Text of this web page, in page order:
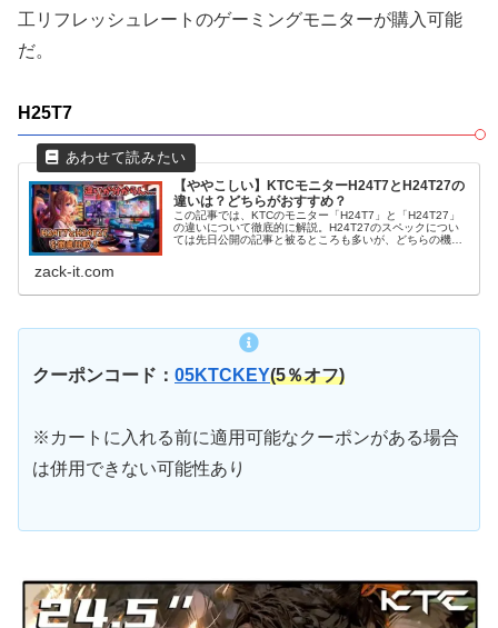
工リフレッシュレートのゲーミングモニターが購入可能
だ。
H25T7
【ややこしい】KTCモニターH24T7とH24T27の
違いは？どちらがおすすめ？
この記事では、KTCのモニター「H24T7」と「H24T27」
の違いについて徹底的に解説。H24T27のスペックについ
ては先日公開の記事と被るところも多いが、どちらの機種
zack-it.com
クーポンコード： 05KTCKEY(5％オフ)
※カートに入れる前に適用可能なクーポンがある場合
は併用できない可能性あり